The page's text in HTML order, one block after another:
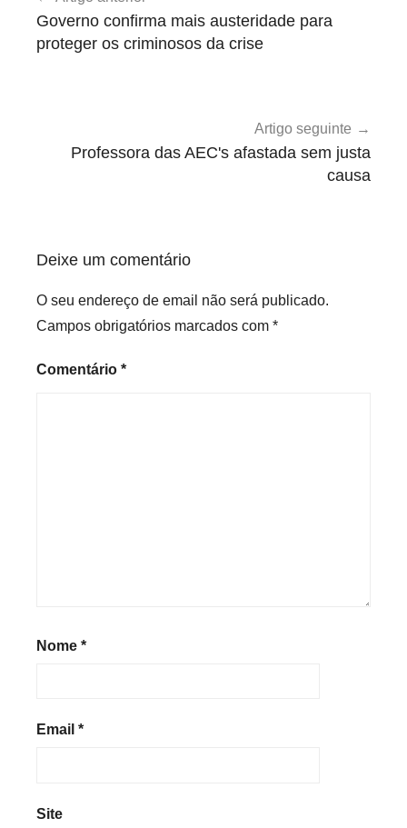
r
de
artigos
Governo confirma mais austeridade para
proteger os criminosos da crise
Artigo seguinte
Professora das AEC's afastada sem justa
causa
Deixe um comentário
O seu endereço de email não será publicado.
Campos obrigatórios marcados com *
Comentário *
Nome *
Email *
Site